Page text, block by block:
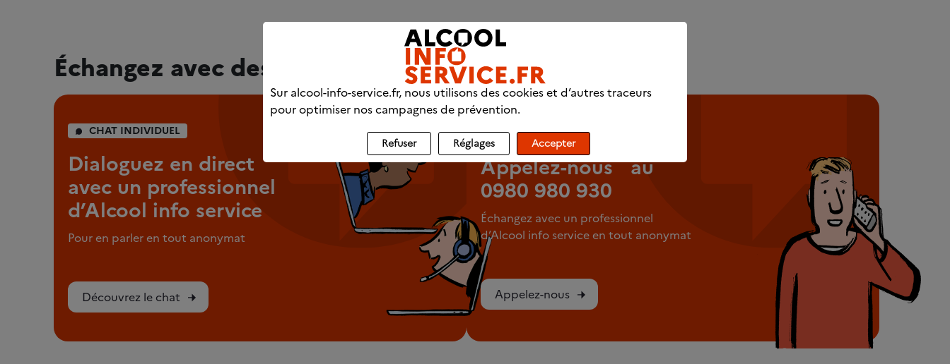
Échangez avec des professionnels
CHAT INDIVIDUEL
Dialoguez en direct
avec un professionnel
d’Alcool info service
Pour en parler en tout anonymat
Découvrez le chat
LIGNE DIRECTE
Appelez-nous au
0980 980 930
Échangez avec un professionnel
d’Alcool info service en tout anonymat
Appelez-nous
Sur alcool-info-service.fr, nous utilisons des cookies et d’autres traceurs
pour optimiser nos campagnes de prévention.
Refuser Réglages Accepter